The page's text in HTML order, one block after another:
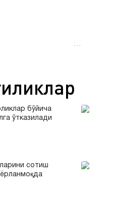
…
бўйича
ўтказилади
сотиш